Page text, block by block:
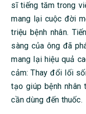
sĩ tiếng tăm trong
mang lại cuộc đời
triệu bệnh nhân.
sàng của ông đã
mang lại hiệu quả
cảm: Thay đổi lối
tạo giúp bệnh nhân
cần dùng đến thuốc.